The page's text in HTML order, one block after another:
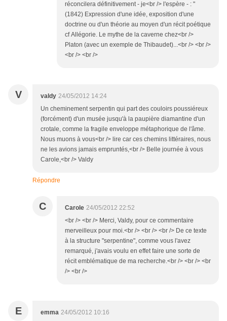
réconcilera définitivement - je<br /> l'espère - : "
(1842) Expression d'une idée, exposition d'une
doctrine ou d'un théorie au moyen d'un récit poétique
cf Allégorie. Le mythe de la caverne chez<br />
Platon (avec un exemple de Thibaudet)...<br /> <br />
<br /> <br />
V valdy 24/05/2012 14:24
Un cheminement serpentin qui part des couloirs poussiéreux
(forcément) d'un musée jusqu'à la paupière diamantine d'un
crotale, comme la fragile enveloppe métaphorique de l'âme.
Nous muons à vous<br /> lire car ces chemins littéraires, nous
ne les avions jamais empruntés,<br /> Belle journée à vous
Carole,<br /> Valdy
Répondre
C Carole 24/05/2012 22:52
<br /> <br /> Merci, Valdy, pour ce commentaire
merveilleux pour moi.<br /> <br /> <br /> De ce texte
à la structure "serpentine", comme vous l'avez
remarqué, j'avais voulu en effet faire une sorte de
récit emblématique de ma recherche.<br /> <br /> <br
/> <br />
E emma 24/05/2012 10:16